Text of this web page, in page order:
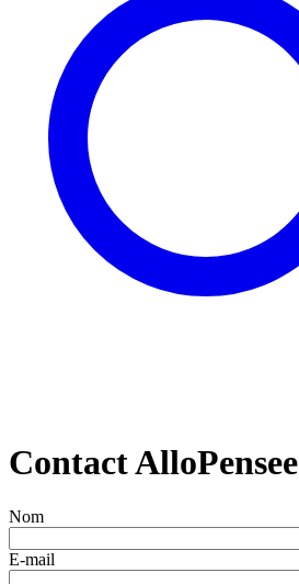
Contact AlloPensee
Nom
E-mail